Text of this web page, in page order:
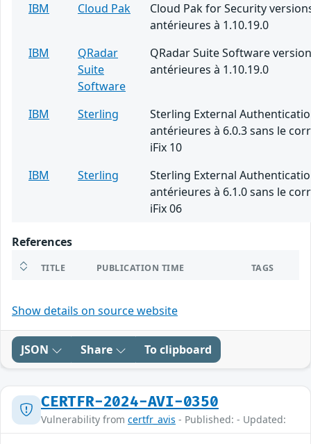
IBM
Cloud Pak
Cloud Pak for Security
antérieures à 1.10.19.0
IBM
QRadar
Suite
Software
QRadar Suite Software
antérieures à 1.10.19.0
IBM Sterling
Sterling External
antérieures à 6.0.3 sans le
iFix 10
IBM
Sterling
Sterling External
antérieures à 6.1.0 sans le
iFix 06
References
TITLE PUBLICATION TIME TAGS
Show details on source website
JSON Share To clipboard
CERTFR-2024-AVI-0350
Vulnerability from certfr_avis - Published: - Updated: